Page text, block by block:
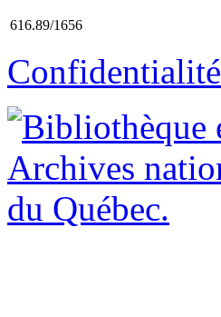
616.89/1656
Confidentialité